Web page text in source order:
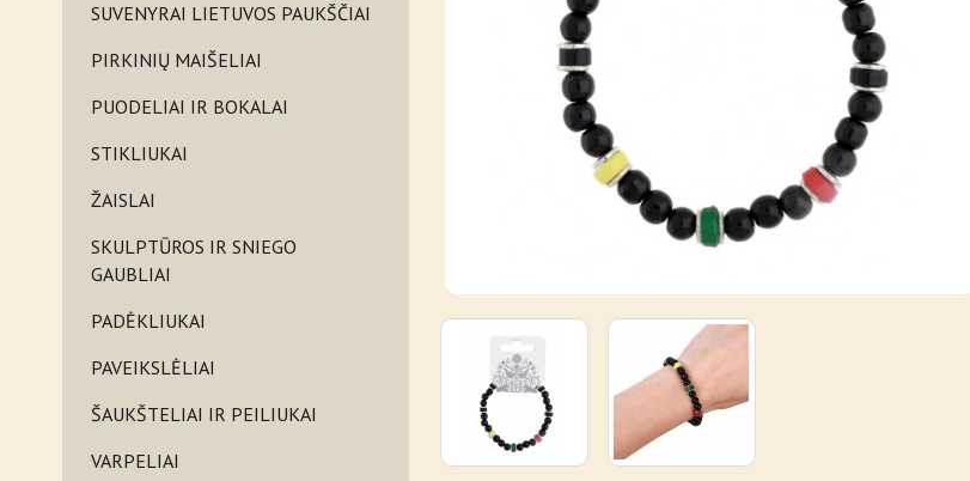
SUVENYRAI LIETUVOS PAUKŠČIAI
PIRKINIŲ MAIŠELIAI
PUODELIAI IR BOKALAI
STIKLIUKAI
ŽAISLAI
SKULPTŪROS IR SNIEGO
GAUBLIAI
PADĖKLIUKAI
PAVEIKSLĖLIAI
ŠAUKŠTELIAI IR PEILIUKAI
VARPELIAI